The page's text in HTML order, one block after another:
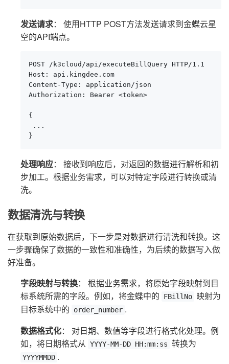
发送请求： 使用HTTP POST方法发送请求到金蝶云星
空的API端点。
POST /k3cloud/api/executeBillQuery HTTP/1.1
Host: api.kingdee.com
Content-Type: application/json
Authorization: Bearer <token>
{
...
}
处理响应： 接收到响应后，对返回的数据进行解析和初
步加工。根据业务需求，可以对特定字段进行转换或清
洗。
数据清洗与转换
在获取到原始数据后，下一步是对数据进行清洗和转换。这
一步骤确保了数据的一致性和准确性，为后续的数据写入做
好准备。
字段映射与转换： 根据业务需求，将原始字段映射到目
标系统所需的字段。例如，将金蝶中的
FBillNo 映射为
目标系统中的
order_number .
数据格式化： 对日期、数值等字段进行格式化处理。例
如，将日期格式从 YYYY-MM-DD HH:mm:ss 转换为
YYYYMMDD .